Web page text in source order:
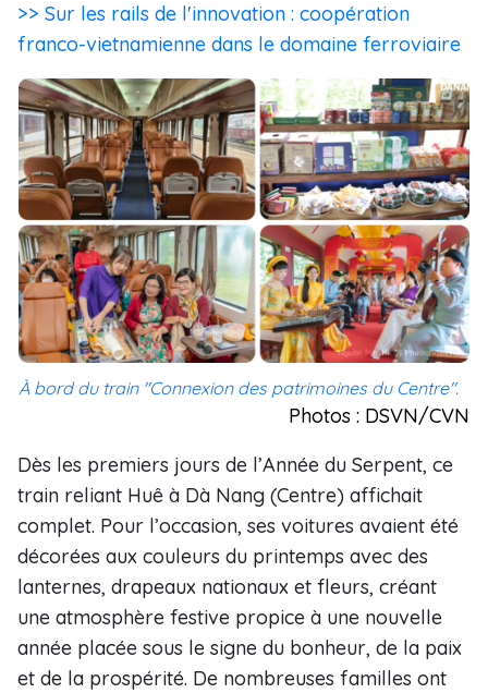
>> Sur les rails de l'innovation : coopération
franco-vietnamienne dans le domaine ferroviaire
À bord du train "Connexion des patrimoines du Centre".
Photos : DSVN/CVN
Dès les premiers jours de l’Année du Serpent, ce
train reliant Huê à Dà Nang (Centre) affichait
complet. Pour l’occasion, ses voitures avaient été
décorées aux couleurs du printemps avec des
lanternes, drapeaux nationaux et fleurs, créant
une atmosphère festive propice à une nouvelle
année placée sous le signe du bonheur, de la paix
et de la prospérité. De nombreuses familles ont